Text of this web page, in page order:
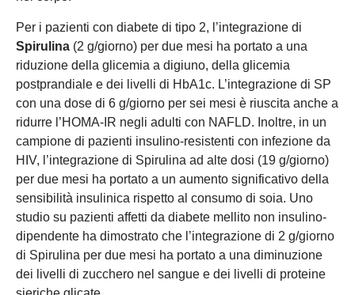
Per i pazienti con diabete di tipo 2, l’integrazione di
Spirulina (2 g/giorno) per due mesi ha portato a una
riduzione della glicemia a digiuno, della glicemia
postprandiale e dei livelli di HbA1c. L’integrazione di SP
con una dose di 6 g/giorno per sei mesi è riuscita anche a
ridurre l’HOMA-IR negli adulti con NAFLD. Inoltre, in un
campione di pazienti insulino-resistenti con infezione da
HIV, l’integrazione di Spirulina ad alte dosi (19 g/giorno)
per due mesi ha portato a un aumento significativo della
sensibilità insulinica rispetto al consumo di soia. Uno
studio su pazienti affetti da diabete mellito non insulino-
dipendente ha dimostrato che l’integrazione di 2 g/giorno
di Spirulina per due mesi ha portato a una diminuzione
dei livelli di zucchero nel sangue e dei livelli di proteine